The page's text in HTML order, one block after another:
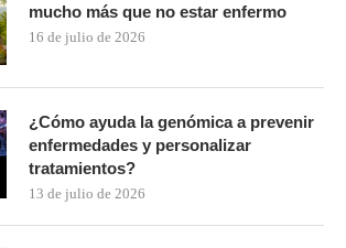
mucho más que no estar enfermo
16 de julio de 2026
¿Cómo ayuda la genómica a prevenir
enfermedades y personalizar
tratamientos?
13 de julio de 2026